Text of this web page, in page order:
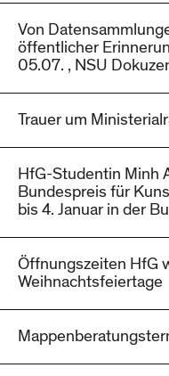
Von
öffentlicher
05.07. , NSU
Trauer um
HfG-Studentin Minh
Bundespreis für
bis 4. Januar in der
Öffnungszeiten HfG
Weihnachtsfeiertage